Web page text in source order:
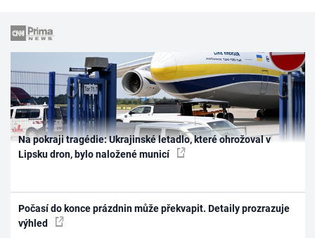
Na pokraji tragédie: Ukrajinské letadlo, které ohrožoval v
Lipsku dron, bylo naložené municí
Počasí do konce prázdnin může překvapit. Detaily prozrazuje
výhled